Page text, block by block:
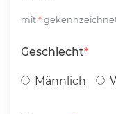
mit
Geschlecht
Männlich